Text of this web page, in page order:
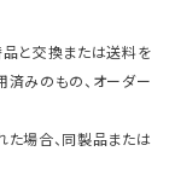
と交換または送料を
済みのもの、オーダー
た場合、同製品または